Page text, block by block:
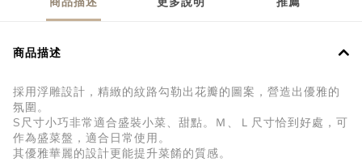
商品描述
採用浮雕設計，精緻的紋路勾勒出花瓣的圖案，營造出優雅的
氛圍。
S尺寸小巧非常適合盛裝小菜、甜點。Ｍ、Ｌ尺寸恰到好處，可
作為盛菜盤，適合日常使用。
其優雅華麗的設計更能提升菜餚的質感。